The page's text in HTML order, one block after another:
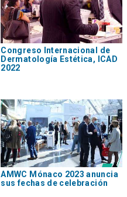
Congreso Internacional de
Dermatología Estética, ICAD
2022
AMWC Mónaco 2023 anuncia
sus fechas de celebración